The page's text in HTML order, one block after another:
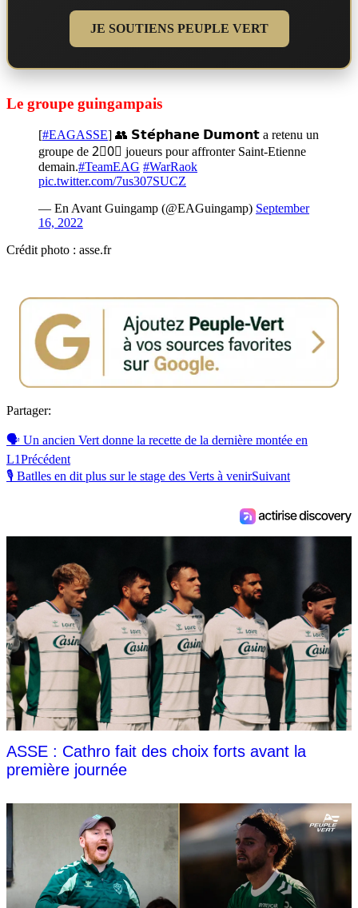
JE SOUTIENS PEUPLE VERT
Le groupe guingampais
[#EAGASSE] 👥 𝗦𝘁𝗲́𝗽𝗵𝗮𝗻𝗲 𝗗𝘂𝗺𝗼𝗻𝘁 a retenu un
groupe de 2⃣0⃣ joueurs pour affronter Saint-Etienne
demain.#TeamEAG #WarRaok
pic.twitter.com/7us307SUCZ
— En Avant Guingamp (@EAGuingamp) September
16, 2022
Crédit photo : asse.fr
Partager:
🗣 Un ancien Vert donne la recette de la dernière montée en
L1Précédent
🎙 Batlles en dit plus sur le stage des Verts à venirSuivant
ASSE : Cathro fait des choix forts avant la
première journée